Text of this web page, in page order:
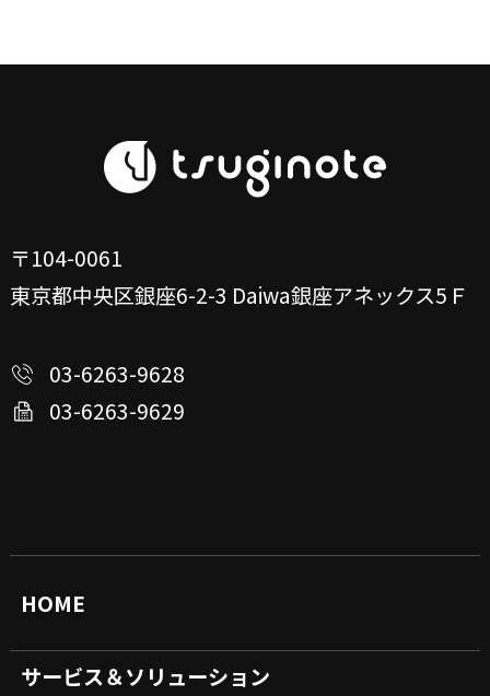
〒104-0061
東京都中央区銀座6-2-3 Daiwa銀座アネックス5Ｆ
03-6263-9628
03-6263-9629
HOME
サービス＆ソリューション